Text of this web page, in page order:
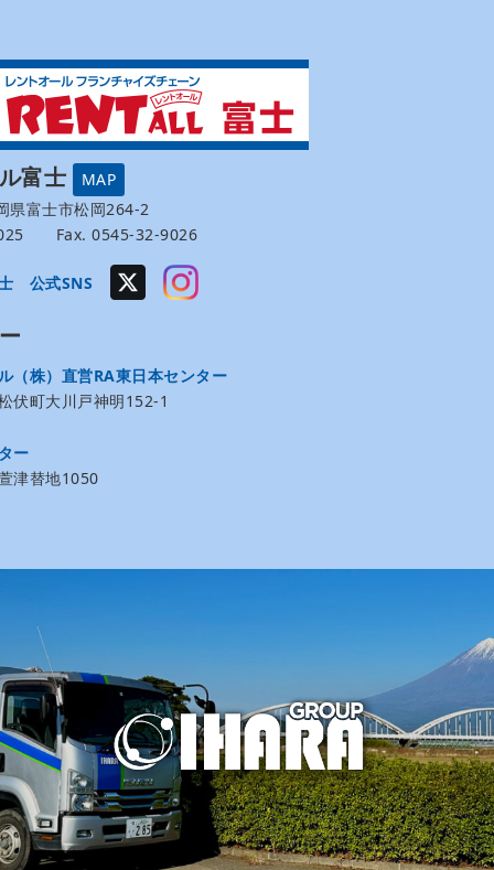
富士
MAP
県富士市松岡264-2
Fax. 0545-32-9026
公式SNS
（株）直営RA東日本センター
伏町大川戸神明152-1
ー
津替地1050